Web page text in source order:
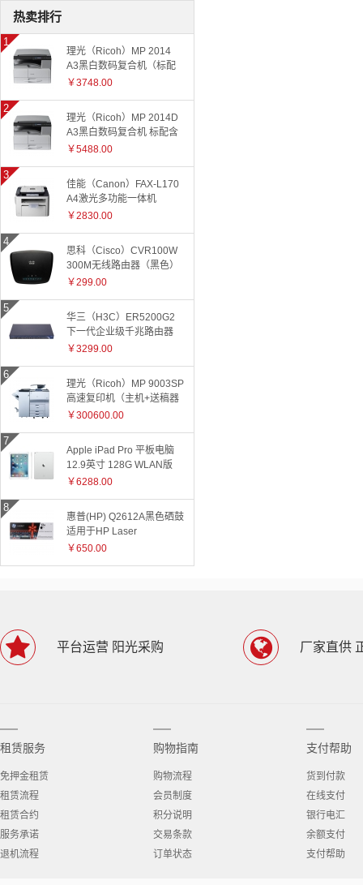
热卖排行
理光（Ricoh）MP 2014
A3黑白数码复合机（标配
有线网络+国产工作台）
￥3748.00
理光（Ricoh）MP 2014D
A3黑白数码复合机 标配含
盖板
￥5488.00
佳能（Canon）FAX-L170
A4激光多功能一体机
￥2830.00
思科（Cisco）CVR100W
300M无线路由器（黑色）
￥299.00
华三（H3C）ER5200G2
下一代企业级千兆路由器
￥3299.00
理光（Ricoh）MP 9003SP
高速复印机（主机+送稿器
+小册子装订器）
￥300600.00
Apple iPad Pro 平板电脑
12.9英寸 128G WLAN版
ML0Q2CH 银色
￥6288.00
惠普(HP) Q2612A黑色硒鼓
适用于HP Laser
Jet1010/1015/1018/1020plus/1022/3015/3020/3030/050/3050z/
￥650.00
平台运营 阳光采购 厂家直供
租赁服务
免押金租赁
租赁流程
租赁合约
服务承诺
退机流程
购物指南
购物流程
会员制度
积分说明
交易条款
订单状态
支付帮助
货到付款
在线支付
银行电汇
余额支付
支付帮助